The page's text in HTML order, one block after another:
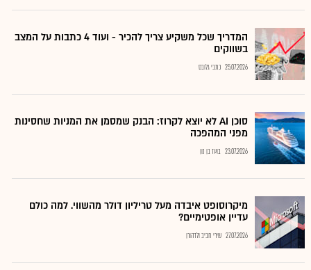
המדריך שכל משקיע צריך להכיר - ועוד 4 כתבות על המצב
בשווקים
25.07.2026 כתבי גלובס
סוכן AI לא יוצא לקרוז: הבנק שמסמן את המניות שחסינות
מפני המהפכה
23.07.2026 בועז בן נון
מיקרוסופט איבדה מעל טריליון דולר מהשווי. למה כולם
עדיין אופטימיים?
27.07.2026 שירי חביב ולדהורן